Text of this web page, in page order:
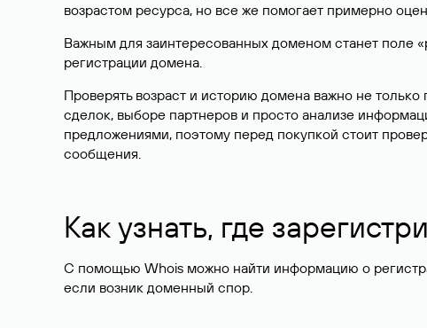
возрастом ресурса, но все же помогает примерно
Важным для заинтересованных доменом станет поле
регистрации домена.
Проверять возраст и историю домена важно не
сделок, выборе партнеров и просто анализе
предложениями, поэтому перед покупкой стоит
сообщения.
Как узнать, где
С помощью Whois можно найти информацию о
если возник доменный спор.